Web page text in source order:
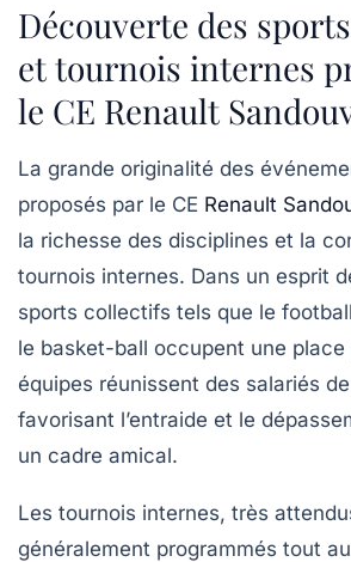
Découverte des
et tournois internes
le CE Renault
La grande originalité des
proposés par le CE Renault
la richesse des disciplines et la
tournois internes. Dans un esprit
sports collectifs tels que le
le basket-ball occupent une place
équipes réunissent des salariés
favorisant l’entraide et le
un cadre amical.
Les tournois internes, très
généralement programmés tout